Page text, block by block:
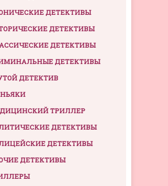
ДЕТЕКТИВЫ
ДЕТЕКТИВЫ
ДЕТЕКТИВЫ
ДЕТЕКТИВЫ
ДЕТЕКТИВ
ТРИЛЛЕР
ДЕТЕКТИВЫ
ДЕТЕКТИВЫ
ДЕТЕКТИВЫ